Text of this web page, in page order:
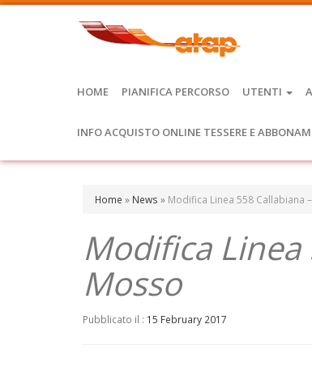
HOME PIANIFICA PERCORSO UTENTI
INFO ACQUISTO ONLINE TESSERE E
Home » News » Modifica Linea 558 Callabiana
Modifica Linea
Mosso
Pubblicato il : 15 February 2017